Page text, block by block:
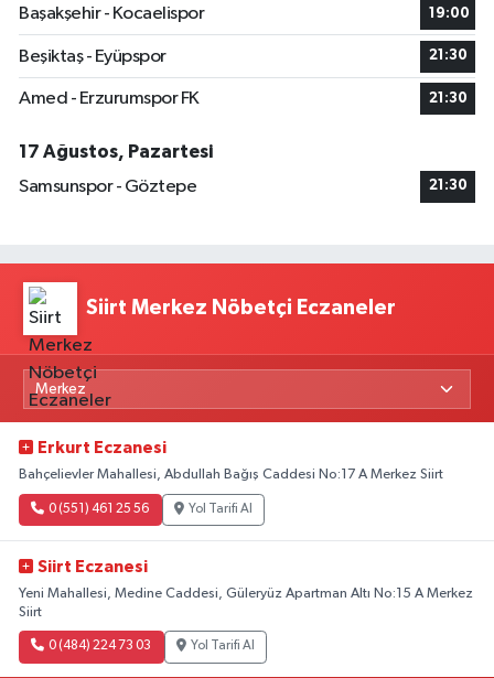
Başakşehir - Kocaelispor
19:00
Beşiktaş - Eyüpspor 21:30
Amed - Erzurumspor FK 21:30
17 Ağustos, Pazartesi
Samsunspor - Göztepe
21:30
Siirt Merkez Nöbetçi Eczaneler
Erkurt Eczanesi
Bahçelievler Mahallesi, Abdullah Bağış Caddesi No:17 A Merkez Siirt
0 (551) 461 25 56 Yol Tarifi Al
Siirt Eczanesi
Yeni Mahallesi, Medine Caddesi, Güleryüz Apartman Altı No:15 A Merkez
Siirt
0 (484) 224 73 03 Yol Tarifi Al